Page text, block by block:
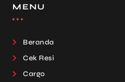
MENU
Beranda
Cek Resi
Cargo